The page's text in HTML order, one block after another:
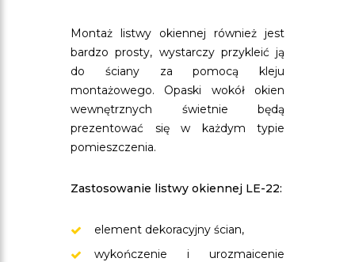
Montaż listwy okiennej również jest
bardzo prosty, wystarczy przykleić ją
do ściany za pomocą kleju
montażowego. Opaski wokół okien
wewnętrznych świetnie będą
prezentować się w każdym typie
pomieszczenia.
Zastosowanie listwy okiennej LE-22:
element dekoracyjny ścian,
wykończenie i urozmaicenie